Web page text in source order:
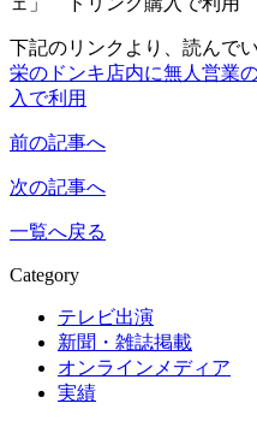
下記のリンクより、読んで
栄のドンキ店内に無人営業
入で利用
前の記事へ
次の記事へ
一覧へ戻る
Category
テレビ出演
新聞・雑誌掲載
オンラインメディア
実績